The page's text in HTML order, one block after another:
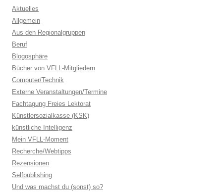
Aktuelles
Allgemein
Aus den Regionalgruppen
Beruf
Blogosphäre
Bücher von VFLL-Mitgliedern
Computer/Technik
Externe Veranstaltungen/Termine
Fachtagung Freies Lektorat
Künstlersozialkasse (KSK)
künstliche Intelligenz
Mein VFLL-Moment
Recherche/Webtipps
Rezensionen
Selfpublishing
Und was machst du (sonst) so?